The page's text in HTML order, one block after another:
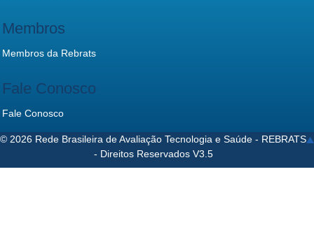
Membros
Membros da Rebrats
Fale Conosco
Fale Conosco
© 2026 Rede Brasileira de Avaliação Tecnologia e Saúde - REBRATS
- Direitos Reservados V3.5